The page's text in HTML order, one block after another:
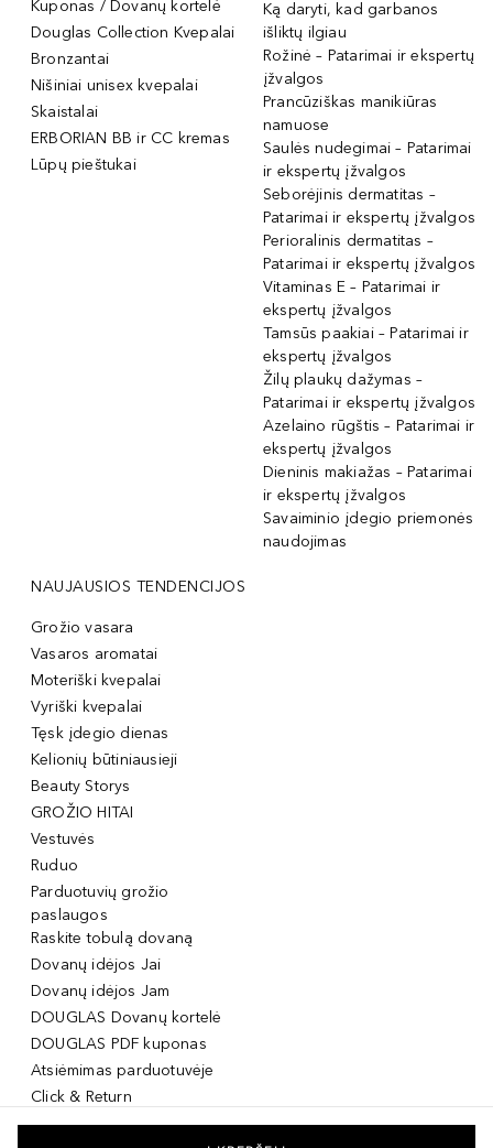
Kuponas / Dovanų kortelė
Douglas Collection Kvepalai
Bronzantai
Nišiniai unisex kvepalai
Skaistalai
ERBORIAN BB ir CC kremas
Lūpų pieštukai
Ką daryti, kad garbanos
išliktų ilgiau
Rožinė – Patarimai ir ekspertų
įžvalgos
Prancūziškas manikiūras
namuose
Saulės nudegimai – Patarimai
ir ekspertų įžvalgos
Seborėjinis dermatitas –
Patarimai ir ekspertų įžvalgos
Perioralinis dermatitas –
Patarimai ir ekspertų įžvalgos
Vitaminas E – Patarimai ir
ekspertų įžvalgos
Tamsūs paakiai – Patarimai ir
ekspertų įžvalgos
Žilų plaukų dažymas –
Patarimai ir ekspertų įžvalgos
Azelaino rūgštis – Patarimai ir
ekspertų įžvalgos
Dieninis makiažas – Patarimai
ir ekspertų įžvalgos
Savaiminio įdegio priemonės
naudojimas
NAUJAUSIOS TENDENCIJOS
Grožio vasara
Vasaros aromatai
Moteriški kvepalai
Vyriški kvepalai
Tęsk įdegio dienas
Kelionių būtiniausieji
Beauty Storys
GROŽIO HITAI
Vestuvės
Ruduo
Parduotuvių grožio
paslaugos
Raskite tobulą dovaną
Dovanų idėjos Jai
Dovanų idėjos Jam
DOUGLAS Dovanų kortelė
DOUGLAS PDF kuponas
Atsiėmimas parduotuvėje
Click & Return
DOUGLAS Grožio Kortelė